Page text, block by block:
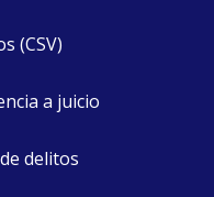
(CSV)
a juicio
delitos